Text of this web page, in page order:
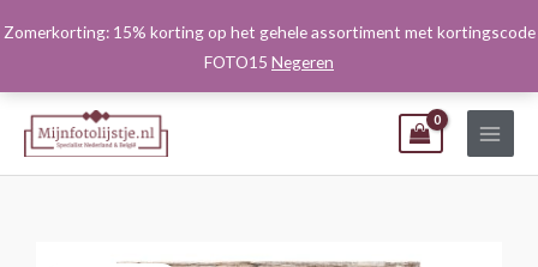
Zomerkorting: 15% korting op het gehele assortiment met kortingscode
FOTO15 Negeren
naar